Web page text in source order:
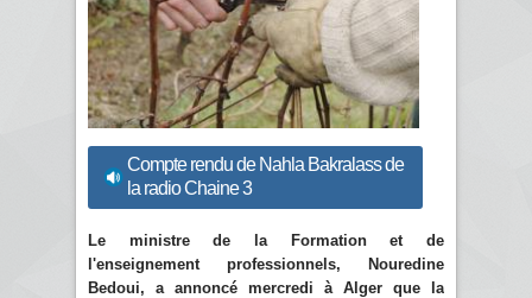
Compte rendu de Nahla Bakralass de
la radio Chaine 3
Le ministre de la Formation et de
l'enseignement professionnels, Nouredine
Bedoui, a annoncé mercredi à Alger que la